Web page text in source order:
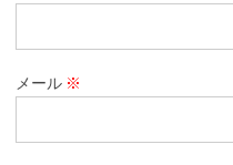
メール ※